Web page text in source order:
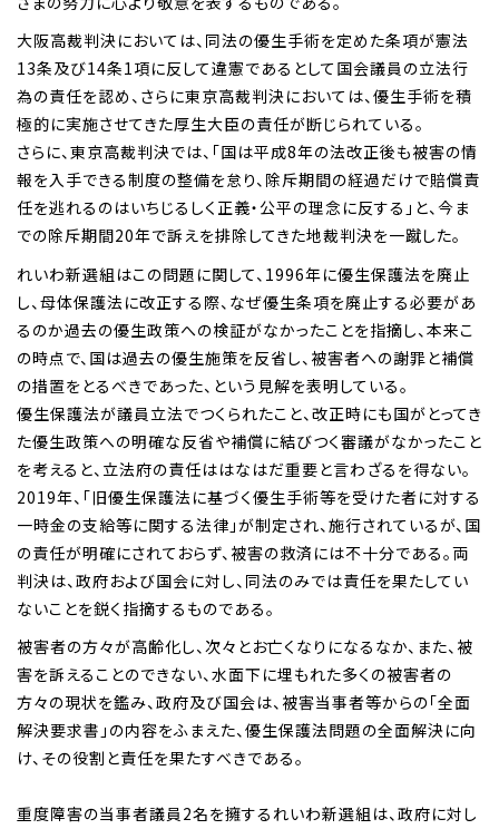
大阪高裁判決においては、同法の優生手術を定めた条項が憲法
13条及び14条1項に反して違憲であるとして国会議員の立法行
為の責任を認め、さらに東京高裁判決においては、優生手術を積
極的に実施させてきた厚生大臣の責任が断じられている。
さらに、東京高裁判決では、「国は平成8年の法改正後も被害の情
報を入手できる制度の整備を怠り、除斥期間の経過だけで賠償責
任を逃れるのはいちじるしく正義・公平の理念に反する」と、今ま
での除斥期間20年で訴えを排除してきた地裁判決を一蹴した。
れいわ新選組はこの問題に関して、1996年に優生保護法を廃止
し、母体保護法に改正する際、なぜ優生条項を廃止する必要があ
るのか過去の優生政策への検証がなかったことを指摘し、本来こ
の時点で、国は過去の優生施策を反省し、被害者への謝罪と補償
の措置をとるべきであった、という見解を表明している。
優生保護法が議員立法でつくられたこと、改正時にも国がとってき
た優生政策への明確な反省や補償に結びつく審議がなかったこと
を考えると、立法府の責任ははなはだ重要と言わざるを得ない。
2019年、「旧優生保護法に基づく優生手術等を受けた者に対する
一時金の支給等に関する法律」が制定され、施行されているが、国
の責任が明確にされておらず、被害の救済には不十分である。両
判決は、政府および国会に対し、同法のみでは責任を果たしてい
ないことを鋭く指摘するものである。
被害者の方々が高齢化し、次々とお亡くなりになるなか、また、被
害を訴えることのできない、水面下に埋もれた多くの被害者の
方々の現状を鑑み、政府及び国会は、被害当事者等からの「全面
解決要求書」の内容をふまえた、優生保護法問題の全面解決に向
け、その役割と責任を果たすべきである。
重度障害の当事者議員2名を擁するれいわ新選組は、政府に対し